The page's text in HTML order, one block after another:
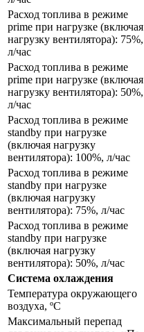
Расход топлива в режиме
prime при нагрузке (включая
нагрузку вентилятора): 75%,
л/час
Расход топлива в режиме
prime при нагрузке (включая
нагрузку вентилятора): 50%,
л/час
Расход топлива в режиме
standby при нагрузке
(включая нагрузку
вентилятора): 100%, л/час
Расход топлива в режиме
standby при нагрузке
(включая нагрузку
вентилятора): 75%, л/час
Расход топлива в режиме
standby при нагрузке
(включая нагрузку
вентилятора): 50%, л/час
Система охлаждения
Температура окружающего
воздуха, ºС
Максимальный перепад